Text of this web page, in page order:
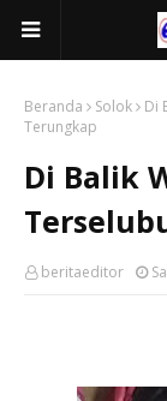
Beranda Solok
Di
Terungkap
Di Balik
beritaeditor